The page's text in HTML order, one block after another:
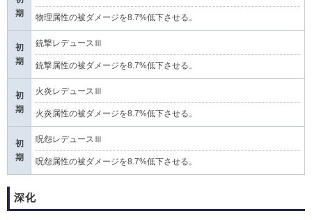
期
物理属性の被ダメージを8.7%低下させる。
初
期
銃撃レデュースⅢ
銃撃属性の被ダメージを8.7%低下させる。
初
期
火炎レデュースⅢ
火炎属性の被ダメージを8.7%低下させる。
初
期
呪怨レデュースⅢ
呪怨属性の被ダメージを8.7%低下させる。
深化